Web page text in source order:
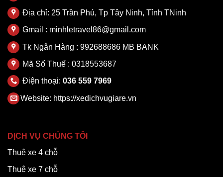
Địa chỉ: 25 Trần Phú, Tp Tây Ninh, Tỉnh TNinh
Gmail : minhletravel86@gmail.com
Tk Ngân Hàng : 992688686 MB BANK
Mã Số Thuế : 0318553687
Điện thoại: 036 559 7969
Website: https://xedichvugiare.vn
DỊCH VỤ CHÚNG TÔI
Thuê xe 4 chỗ
Thuê xe 7 chỗ